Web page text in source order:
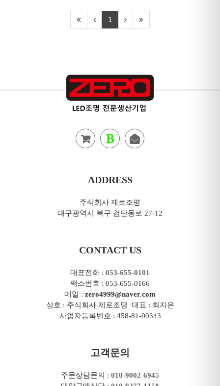
1
ADDRESS
주식회사 제로조명
대구광역시 북구 검단동로 27-12
CONTACT US
대표전화 : 053-655-0101
팩스번호 : 053-655-0166
메일 : zero4999@naver.com
상호 : 주식회사 제로조명 대표 : 최지은
사업자등록번호 : 458-81-00343
고객문의
주문상담문의 : 010-9002-6945